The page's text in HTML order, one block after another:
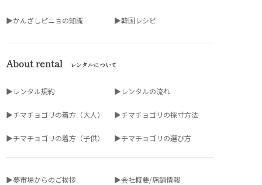
▶かんざしピニョの知識 ▶韓国レシピ
About rental レンタルについて
▶レンタル規約 ▶レンタルの流れ
▶チマチョゴリの着方（大人） ▶チマチョゴリの採寸方法
▶チマチョゴリの着方（子供） ▶チマチョゴリの選び方
▶夢市場からのご挨拶 ▶会社概要/店舗情報